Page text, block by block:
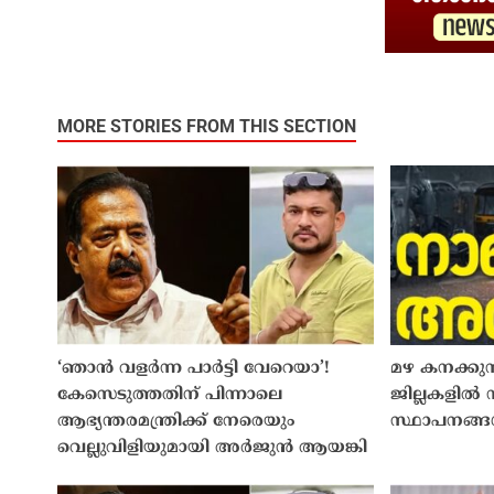
MORE STORIES FROM THIS SECTION
‘ഞാൻ വളർന്ന പാർട്ടി വേറെയാ’!
കേസെടുത്തതിന് പിന്നാലെ
ആഭ്യന്തരമന്ത്രിക്ക് നേരെയും
വെല്ലുവിളിയുമായി അർജുൻ ആയങ്കി
മഴ
ജില്ലകളിൽ